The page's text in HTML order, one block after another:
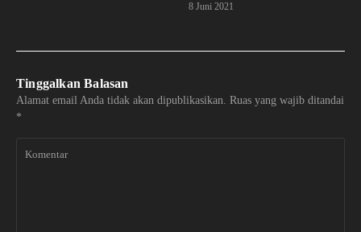
8 Juni 2021
Tinggalkan Balasan
Alamat email Anda tidak akan dipublikasikan. Ruas yang wajib ditandai
*